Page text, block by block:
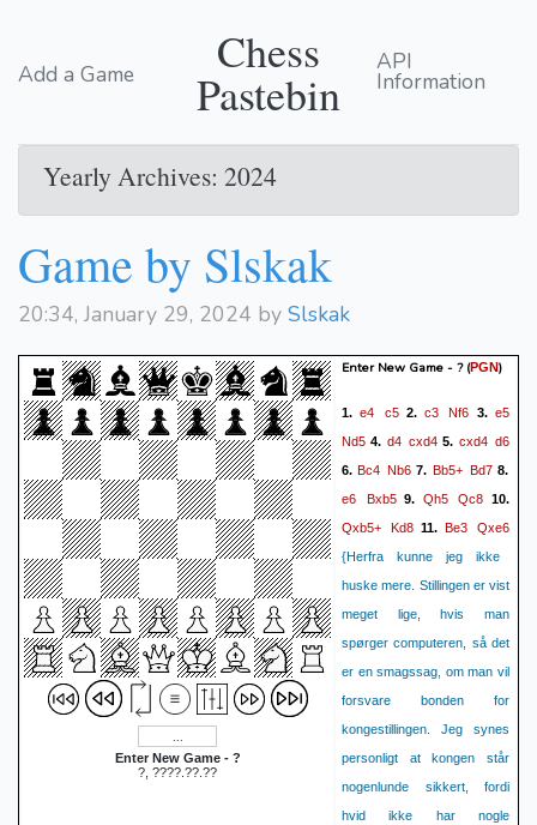
Add a Game Chess
Pastebin
API
Information
Yearly Archives: 2024
Game by Slskak
20:34, January 29, 2024 by Slskak
Enter New Game - ?
?, ????.??.??
Enter New Game - ?(PGN)
1.e4 c52.c3 Nf6 3.e5
Nd5 4. d4 cxd4 5. cxd4 d6
6.Bc4 Nb6 7. Bb5+ Bd78.
e6
Bxb59. Qh5 Qc8 10.
Qxb5+
Kd8 11. Be3 Qxe6
{Herfra kunne jeg ikke
huske mere. Stillingen er vist
meget lige, hvis man
spørger computeren, så det
er en smagssag, om man vil
forsvare bonden for
kongestillingen. Jeg synes
personligt at kongen står
nogenlunde sikkert, fordi
hvid ikke har nogle